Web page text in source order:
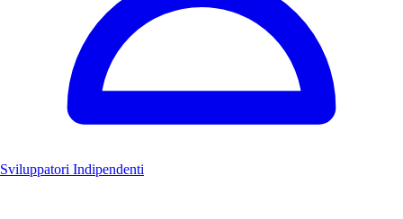
Sviluppatori Indipendenti